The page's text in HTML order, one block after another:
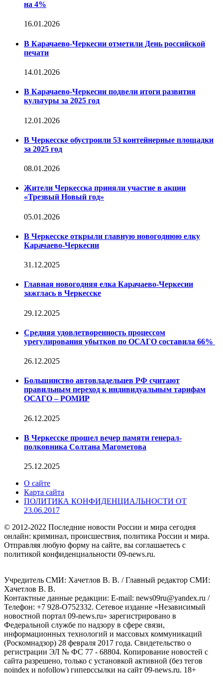
на 4%
16.01.2026
В Карачаево-Черкесии отметили День российской
печати
14.01.2026
В Карачаево-Черкесии подвели итоги развития
культуры за 2025 год
12.01.2026
В Черкесске обустроили 53 контейнерные площадки
за 2025 год
08.01.2026
Жители Черкесска приняли участие в акции
«Трезвый Новый год»
05.01.2026
В Черкесске открыли главную новогоднюю елку
Карачаево-Черкесии
31.12.2025
Главная новогодняя елка Карачаево-Черкесии
зажглась в Черкесске
29.12.2025
Средняя удовлетворенность процессом
урегулирования убытков по ОСАГО составила 66%
26.12.2025
Большинство автовладельцев РФ считают
правильным переход к индивидуальным тарифам
ОСАГО – РОМИР
26.12.2025
В Черкесске прошел вечер памяти генерал-
полковника Солтана Магометова
25.12.2025
О сайте
Карта сайта
ПОЛИТИКА КОНФИДЕНЦИАЛЬНОСТИ ОТ
23.06.2017
© 2012-2022 Последние новости России и мира сегодня
онлайн: криминал, происшествия, политика России и мира.
Отправляя любую форму на сайте, вы соглашаетесь с
политикой конфиденциальности 09-news.ru.
Учредитель СМИ: Хaчeтлoв B. B. / Главный редактор СМИ:
Хaчeтлoв B. B.
Контактные данные редакции: E-mail: news09ru@yandex.ru /
Телефон: +7 928-O752332. Сетевое издание «Независимый
новостной портал 09-news.ru» зарегистрировано в
Федеральной службе по надзору в сфере связи,
информационных технологий и массовых коммуникаций
(Роскомнадзор) 28 февраля 2017 года. Свидетельство о
регистрации ЭЛ № ФС 77 - 68804. Копирование новостей с
сайта разрешено, только с установкой активной (без тегов
noindex и nofollow) гиперссылки на сайт 09-news.ru. 18+